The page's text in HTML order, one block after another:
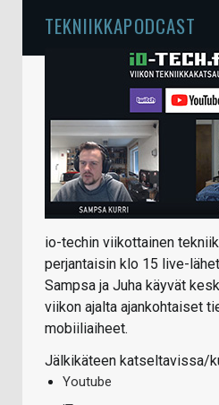
TEKNIIKKAPODCAST
io-techin viikottainen
perjantaisin klo 15 live-
Sampsa ja Juha käyvät
viikon ajalta ajankohtaiset
mobiiliaiheet.
Jälkikäteen katseltavissa/
Youtube